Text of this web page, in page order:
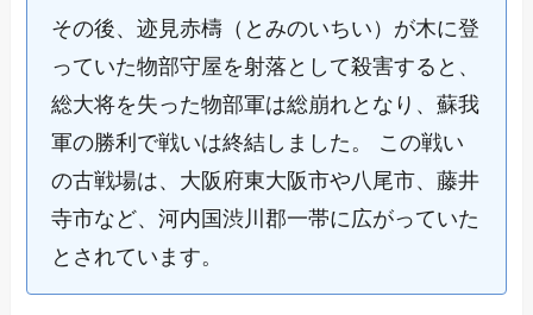
その後、迹見赤檮（とみのいちい）が木に登
っていた物部守屋を射落として殺害すると、
総大将を失った物部軍は総崩れとなり、蘇我
軍の勝利で戦いは終結しました。 この戦い
の古戦場は、大阪府東大阪市や八尾市、藤井
寺市など、河内国渋川郡一帯に広がっていた
とされています。